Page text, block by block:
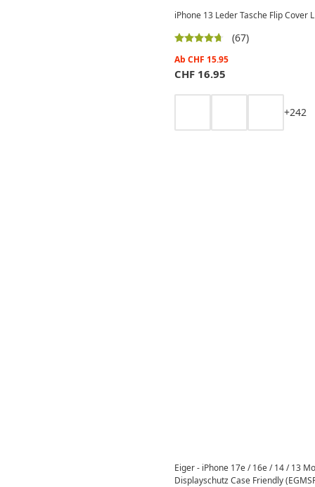
iPhone 13 Leder Tasche Flip Cover
(67)
Ab CHF 15.95
CHF 16.95
+242
Eiger - iPhone 17e / 16e / 14 / 13
Displayschutz Case Friendly